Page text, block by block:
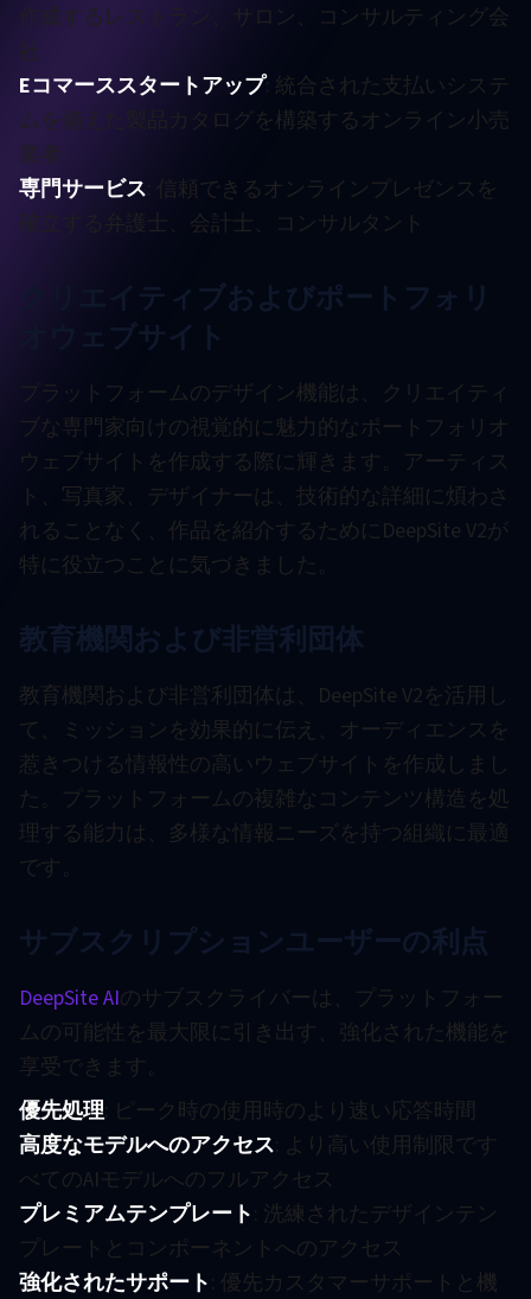
作成するレストラン、サロン、コンサルティング会
社
Eコマーススタートアップ: 統合された支払いシステ
ムを備えた製品カタログを構築するオンライン小売
業者
専門サービス : 信頼できるオンラインプレゼンスを
確立する弁護士、会計士、コンサルタント
クリエイティブおよびポートフォリ
オウェブサイト
プラットフォームのデザイン機能は、クリエイティ
ブな専門家向けの視覚的に魅力的なポートフォリオ
ウェブサイトを作成する際に輝きます。アーティス
ト、写真家、デザイナーは、技術的な詳細に煩わさ
れることなく、作品を紹介するためにDeepSite V2が
特に役立つことに気づきました。
教育機関および非営利団体
教育機関および非営利団体は、DeepSite V2を活用し
て、ミッションを効果的に伝え、オーディエンスを
惹きつける情報性の高いウェブサイトを作成しまし
た。プラットフォームの複雑なコンテンツ構造を処
理する能力は、多様な情報ニーズを持つ組織に最適
です。
サブスクリプションユーザーの利点
DeepSite AIのサブスクライバーは、プラットフォー
ムの可能性を最大限に引き出す、強化された機能を
享受できます。
優先処理: ピーク時の使用時のより速い応答時間
高度なモデルへのアクセス: より高い使用制限です
べてのAIモデルへのフルアクセス
プレミアムテンプレート: 洗練されたデザインテン
プレートとコンポーネントへのアクセス
強化されたサポート: 優先カスタマーサポートと機